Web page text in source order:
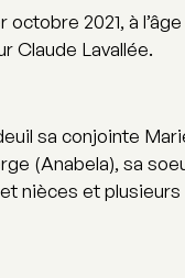
octobre 2021, à
Claude Lavallée.
sa conjointe
(Anabela), sa
nièces et